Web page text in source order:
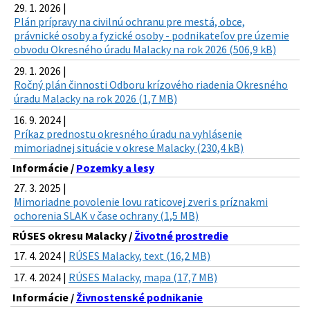
29. 1. 2026 |
Plán prípravy na civilnú ochranu pre mestá, obce,
právnické osoby a fyzické osoby - podnikateľov pre územie
obvodu Okresného úradu Malacky na rok 2026 (506,9 kB)
29. 1. 2026 |
Ročný plán činnosti Odboru krízového riadenia Okresného
úradu Malacky na rok 2026 (1,7 MB)
16. 9. 2024 |
Príkaz prednostu okresného úradu na vyhlásenie
mimoriadnej situácie v okrese Malacky (230,4 kB)
Informácie / Pozemky a lesy
27. 3. 2025 |
Mimoriadne povolenie lovu raticovej zveri s príznakmi
ochorenia SLAK v čase ochrany (1,5 MB)
RÚSES okresu Malacky / Životné prostredie
17. 4. 2024 | RÚSES Malacky, text (16,2 MB)
17. 4. 2024 | RÚSES Malacky, mapa (17,7 MB)
Informácie / Živnostenské podnikanie